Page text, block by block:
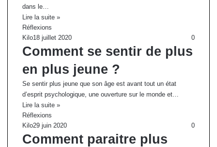
dans le…
Lire la suite »
Réflexions
Kilo18 juillet 2020 0
Comment se sentir de plus
en plus jeune ?
Se sentir plus jeune que son âge est avant tout un état
d’esprit psychologique, une ouverture sur le monde et…
Lire la suite »
Réflexions
Kilo29 juin 2020 0
Comment paraitre plus